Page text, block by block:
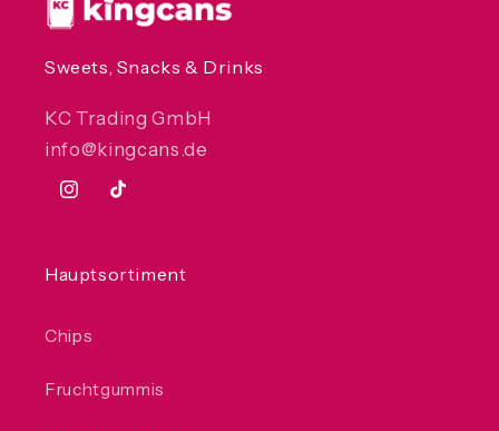
Sweets, Snacks & Drinks
KC Trading GmbH
info@kingcans.de
InstagramTikTok
Hauptsortiment
Chips
Fruchtgummis